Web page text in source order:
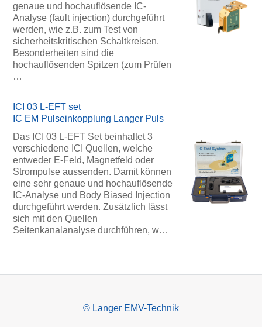
genaue und hochauflösende IC-
Analyse (fault injection) durchgeführt
werden, wie z.B. zum Test von
sicherheitskritischen Schaltkreisen.
Besonderheiten sind die
hochauflösenden Spitzen (zum Prüfen
…
ICI 03 L-EFT set
IC EM Pulseinkopplung Langer Puls
Das ICI 03 L-EFT Set beinhaltet 3
verschiedene ICI Quellen, welche
entweder E-Feld, Magnetfeld oder
Strompulse aussenden. Damit können
eine sehr genaue und hochauflösende
IC-Analyse und Body Biased Injection
durchgeführt werden. Zusätzlich lässt
sich mit den Quellen
Seitenkanalanalyse durchführen, w…
© Langer EMV-Technik